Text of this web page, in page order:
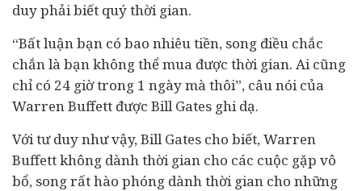
duy phải biết quý thời gian.
“Bất luận bạn có bao nhiêu tiền, song điều chắc
chắn là bạn không thể mua được thời gian. Ai cũng
chỉ có 24 giờ trong 1 ngày mà thôi”, câu nói của
Warren Buffett được Bill Gates ghi dạ.
Với tư duy như vậy, Bill Gates cho biết, Warren
Buffett không dành thời gian cho các cuộc gặp vô
bổ, song rất hào phóng dành thời gian cho những